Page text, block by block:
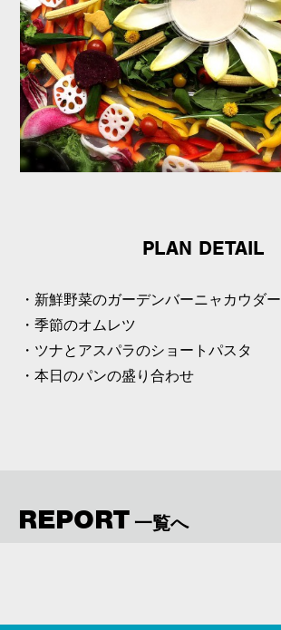
PLAN DETAIL
・新鮮野菜のガーデンバーニャカウダー
・季節のオムレツ
・ツナとアスパラのショートパスタ
・本日のパンの盛り合わせ
REPORT 一覧へ